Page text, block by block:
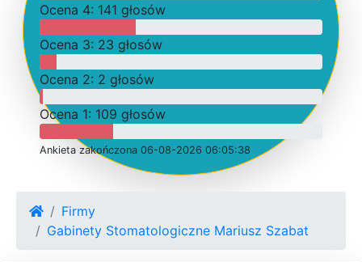
Ocena 4: 141 głosów
Ocena 3: 23 głosów
Ocena 2: 2 głosów
Ocena 1: 109 głosów
Ankieta zakończona 06-08-2026 06:05:38
Firmy
Gabinety Stomatologiczne Mariusz Szabat